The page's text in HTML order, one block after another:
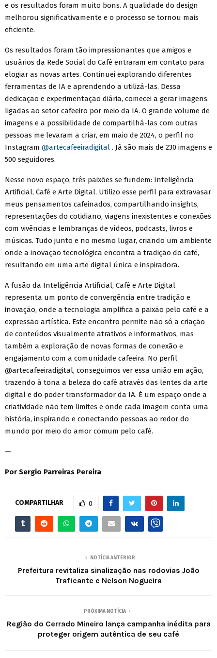
e os resultados foram muito bons. A qualidade do design
melhorou significativamente e o processo se tornou mais
eficiente.
Os resultados foram tão impressionantes que amigos e
usuários da Rede Social do Café entraram em contato para
elogiar as novas artes. Continuei explorando diferentes
ferramentas de IA e aprendendo a utilizá-las. Dessa
dedicação e experimentação diária, comecei a gerar imagens
ligadas ao setor cafeeiro por meio da IA. O grande volume de
imagens e a possibilidade de compartilhá-las com outras
pessoas me levaram a criar, em maio de 2024, o perfil no
Instagram @artecafeeiradigital . Já são mais de 230 imagens e
500 seguidores.
Nesse novo espaço, três paixões se fundem: Inteligência
Artificial, Café e Arte Digital. Utilizo esse perfil para extravasar
meus pensamentos cafeinados, compartilhando insights,
representações do cotidiano, viagens inexistentes e conexões
com vivências e lembranças de vídeos, podcasts, livros e
músicas. Tudo junto e no mesmo lugar, criando um ambiente
onde a inovação tecnológica encontra a tradição do café,
resultando em uma arte digital única e inspiradora.
A fusão da Inteligência Artificial, Café e Arte Digital
representa um ponto de convergência entre tradição e
inovação, onde a tecnologia amplifica a paixão pelo café e a
expressão artística. Este encontro permite não só a criação
de conteúdos visualmente atrativos e informativos, mas
também a exploração de novas formas de conexão e
engajamento com a comunidade cafeeira. No perfil
@artecafeeiradigital, conseguimos ver essa união em ação,
trazendo à tona a beleza do café através das lentes da arte
digital e do poder transformador da IA. É um espaço onde a
criatividade não tem limites e onde cada imagem conta uma
história, inspirando e conectando pessoas ao redor do
mundo por meio do amor comum pelo café.
—
Por Sergio Parreiras Pereira
COMPARTILHAR 0
NOTÍCIA ANTERIOR
Prefeitura revitaliza sinalização nas rodovias João
Traficante e Nelson Nogueira
PRÓXIMA NOTÍCIA
Região do Cerrado Mineiro lança campanha inédita para
proteger origem autêntica de seu café